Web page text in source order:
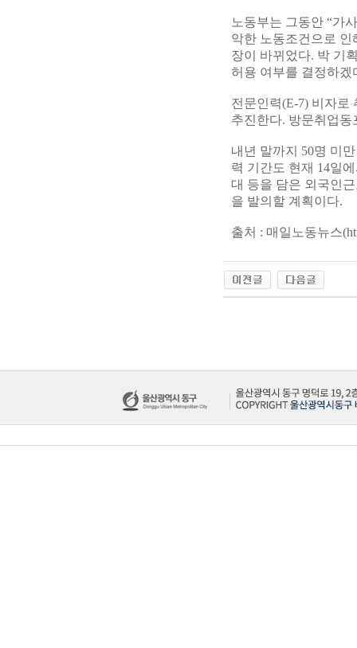
노동부는 그동안 “가
악한 노동조건으로
장이 바뀌었다. 박 기
허용 여부를 결정하겠
전문인력(E-7) 비자로
추진한다. 방문취업
내년 말까지 50명 미
력 기간도 현재 14일
대 등을 담은 외국인
을 발의할 계획이다.
출처 : 매일노동뉴스